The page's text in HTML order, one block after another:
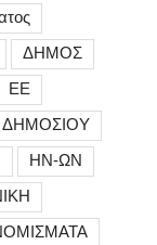
ΔΗΜΟΣ
ΕΕ
ΔΗΜΟΣΙΟΥ
ΗΝ-ΩΝ